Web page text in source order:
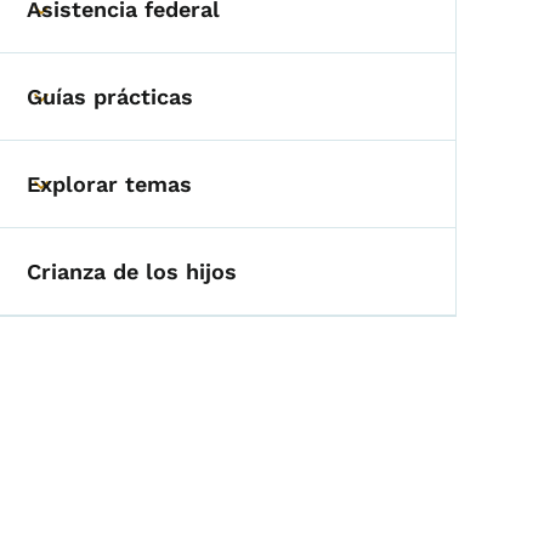
Toggle submenu
Asistencia federal
Toggle submenu
Guías prácticas
Toggle submenu
Explorar temas
Crianza de los hijos